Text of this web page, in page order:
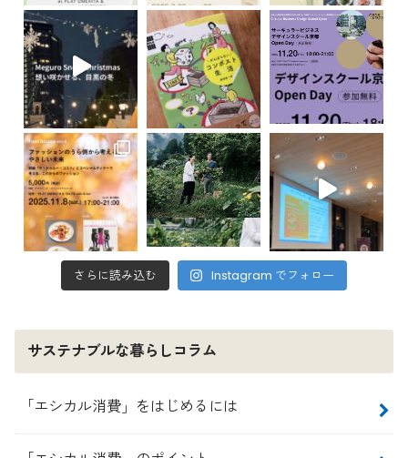
さらに読み込む Instagram でフォロー
サステナブルな暮らしコラム
「エシカル消費」をはじめるには